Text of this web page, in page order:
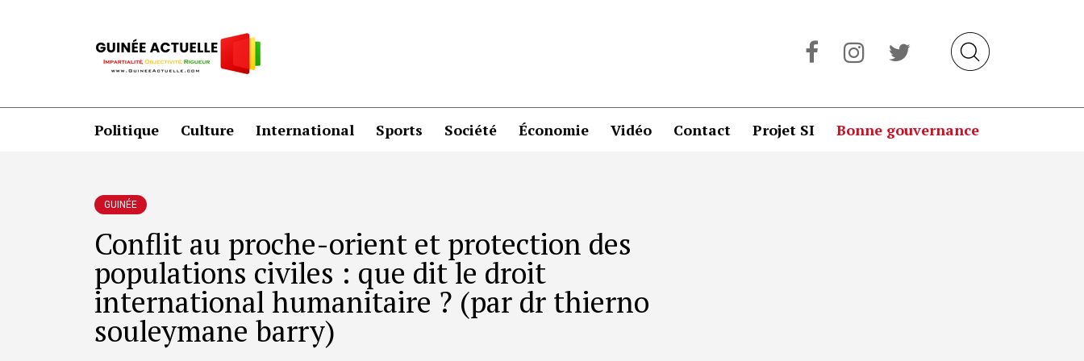
Politique Culture International Sports Société Économie Vidéo Contact Projet SI Bonne gouvernance
GUINÉE
Conflit au proche-orient et protection des
populations civiles : que dit le droit
international humanitaire ? (par dr thierno
souleymane barry)